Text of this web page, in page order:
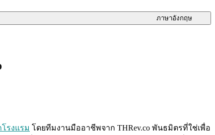
ภาษาอังกฤษ
รงแรม โดยทีมงานมืออาชีพจาก THRev.co พันธมิตรที่ใช่เพื่อ